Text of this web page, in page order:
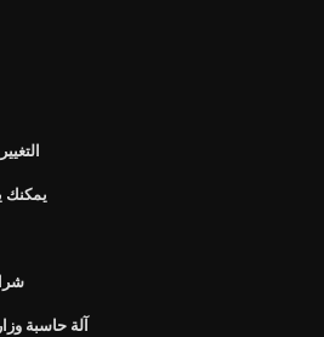
يمكنك
آلة حاسبة